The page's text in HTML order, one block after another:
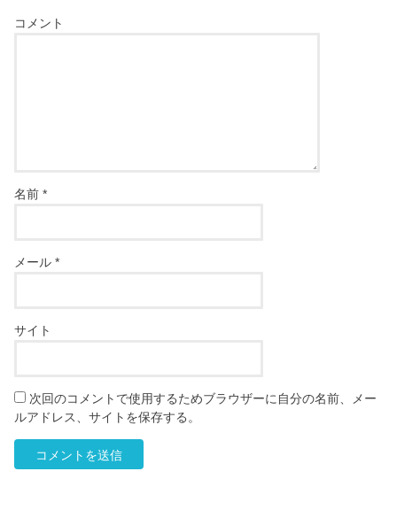
コメント
名前*
メール*
サイト
次回のコメントで使用するためブラウザーに自分の名前、メー
ルアドレス、サイトを保存する。